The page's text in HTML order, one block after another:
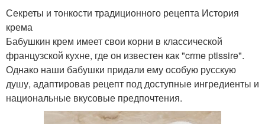
Секреты и тонкости традиционного рецепта История
крема
Бабушкин крем имеет свои корни в классической
французской кухне, где он известен как "crme ptissire".
Однако наши бабушки придали ему особую русскую
душу, адаптировав рецепт под доступные ингредиенты и
национальные вкусовые предпочтения.